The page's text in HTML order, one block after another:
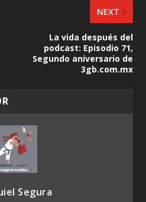
NEXT
La vida después del
podcast: Episodio 71,
Segundo aniversario de
3gb.com.mx
Segura